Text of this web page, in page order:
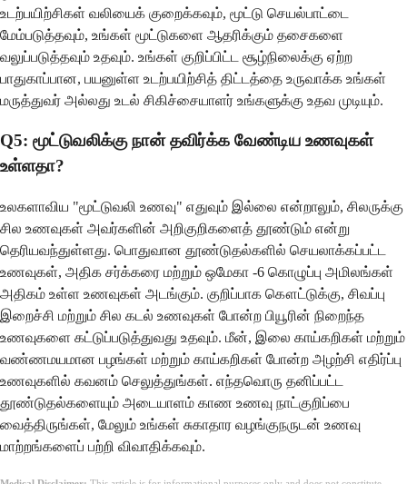
உடற்பயிற்சிகள் வலியைக் குறைக்கவும், மூட்டு செயல்பாட்டை
மேம்படுத்தவும், உங்கள் மூட்டுகளை ஆதரிக்கும் தசைகளை
வலுப்படுத்தவும் உதவும். உங்கள் குறிப்பிட்ட சூழ்நிலைக்கு ஏற்ற
பாதுகாப்பான, பயனுள்ள உடற்பயிற்சித் திட்டத்தை உருவாக்க உங்கள்
மருத்துவர் அல்லது உடல் சிகிச்சையாளர் உங்களுக்கு உதவ முடியும்.
Q5: மூட்டுவலிக்கு நான் தவிர்க்க வேண்டிய உணவுகள்
உள்ளதா?
உலகளாவிய "மூட்டுவலி உணவு" எதுவும் இல்லை என்றாலும், சிலருக்கு
சில உணவுகள் அவர்களின் அறிகுறிகளைத் தூண்டும் என்று
தெரியவந்துள்ளது. பொதுவான தூண்டுதல்களில் செயலாக்கப்பட்ட
உணவுகள், அதிக சர்க்கரை மற்றும் ஒமேகா -6 கொழுப்பு அமிலங்கள்
அதிகம் உள்ள உணவுகள் அடங்கும். குறிப்பாக கௌட்டுக்கு, சிவப்பு
இறைச்சி மற்றும் சில கடல் உணவுகள் போன்ற பியூரின் நிறைந்த
உணவுகளை கட்டுப்படுத்துவது உதவும். மீன், இலை காய்கறிகள் மற்றும்
வண்ணமயமான பழங்கள் மற்றும் காய்கறிகள் போன்ற அழற்சி எதிர்ப்பு
உணவுகளில் கவனம் செலுத்துங்கள். எந்தவொரு தனிப்பட்ட
தூண்டுதல்களையும் அடையாளம் காண உணவு நாட்குறிப்பை
வைத்திருங்கள், மேலும் உங்கள் சுகாதார வழங்குநருடன் உணவு
மாற்றங்களைப் பற்றி விவாதிக்கவும்.